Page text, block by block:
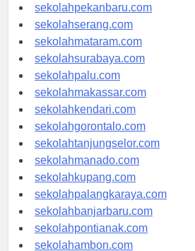
sekolahpadang.com
sekolahpekanbaru.com
sekolahserang.com
sekolahmataram.com
sekolahsurabaya.com
sekolahpalu.com
sekolahmakassar.com
sekolahkendari.com
sekolahgorontalo.com
sekolahtanjungselor.com
sekolahmanado.com
sekolahkupang.com
sekolahpalangkaraya.com
sekolahbanjarbaru.com
sekolahpontianak.com